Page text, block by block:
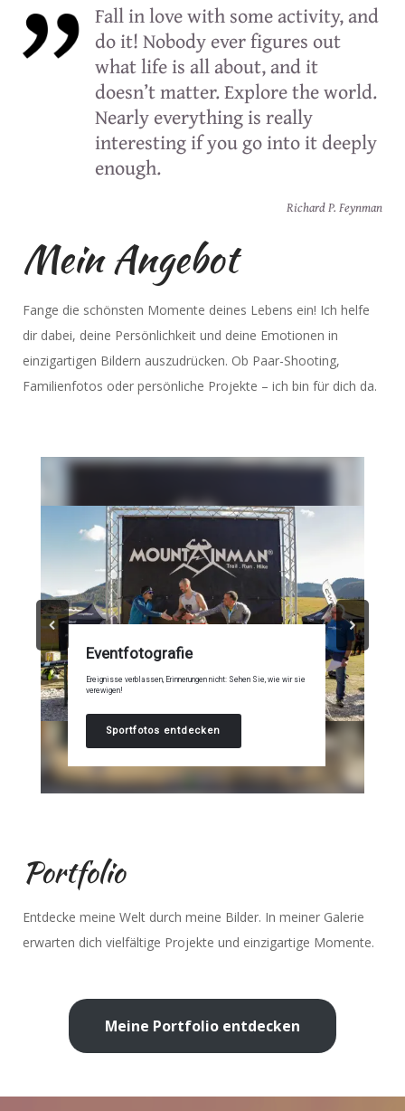
Fall in love with some activity, and
do it! Nobody ever figures out
what life is all about, and it
doesn’t matter. Explore the world.
Nearly everything is really
interesting if you go into it deeply
enough.
Richard P. Feynman
Mein Angebot
Fange die schönsten Momente deines Lebens ein! Ich helfe
dir dabei, deine Persönlichkeit und deine Emotionen in
einzigartigen Bildern auszudrücken. Ob Paar-Shooting,
Familienfotos oder persönliche Projekte – ich bin für dich da.
Eventfotografie
Ereignisse verblassen, Erinnerungen nicht: Sehen Sie, wie wir sie
verewigen!
Sportfotos entdecken
Portfolio
Entdecke meine Welt durch meine Bilder. In meiner Galerie
erwarten dich vielfältige Projekte und einzigartige Momente.
Meine Portfolio entdecken